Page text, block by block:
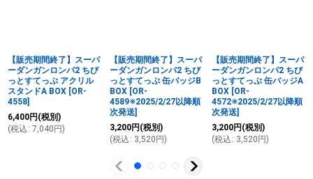
【販売期間終了】スーパ
ーダンガンロンパ2 ちび
っとすてっぷ アクリル
スタンドA BOX [OR-
4558]
6,400円 (税別)
(税込 : 7,040 円)
【販売期間終了】スーパ
ーダンガンロンパ2 ちび
っとすてっぷ 缶バッジB
BOX [OR-
4589※2025/2/27以降順
次発送]
3,200円 (税別)
(税込 : 3,520 円)
【販売期間終了】スーパ
ーダンガンロンパ2 ちび
っとすてっぷ 缶バッジA
BOX [OR-
4572※2025/2/27以降順
次発送]
3,200円 (税別)
(税込 : 3,520 円)